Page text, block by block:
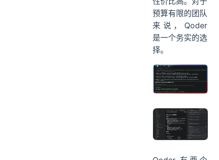
预算有限的团队
来说，Qoder
是一个务实的选
择。